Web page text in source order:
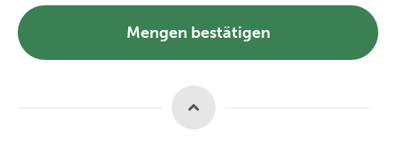
Mengen bestätigen